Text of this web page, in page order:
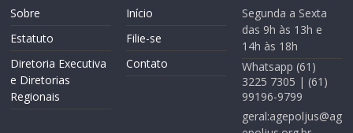
Sobre
Estatuto
Diretoria Executiva
e Diretorias
Regionais
Início
Filie-se
Contato
Segunda a Sexta
das 9h às 13h e
14h às 18h
Whatsapp (61)
3225 7305 | (61)
99196-9799
geral:agepoljus@ag